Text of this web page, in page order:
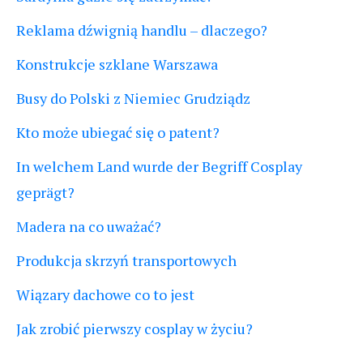
Reklama dźwignią handlu – dlaczego?
Konstrukcje szklane Warszawa
Busy do Polski z Niemiec Grudziądz
Kto może ubiegać się o patent?
In welchem Land wurde der Begriff Cosplay
geprägt?
Madera na co uważać?
Produkcja skrzyń transportowych
Wiązary dachowe co to jest
Jak zrobić pierwszy cosplay w życiu?